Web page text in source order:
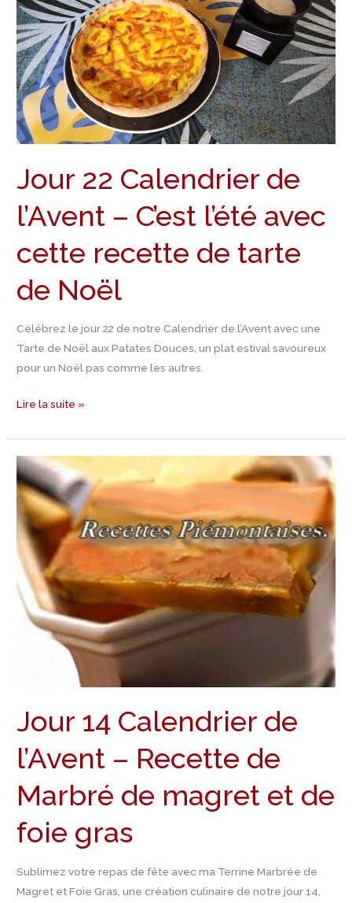
Jour 22 Calendrier de
l’Avent – C’est l’été avec
cette recette de tarte
de Noël
Célébrez le jour 22 de notre Calendrier de l’Avent avec une
Tarte de Noël aux Patates Douces, un plat estival savoureux
pour un Noël pas comme les autres.
Calendrier
de
l’Avent
–
C’est
l’été
avec
recette
de
tarte
de
Noël
Lire la suite »
Jour 14 Calendrier de
l’Avent – Recette de
Marbré de magret et de
foie gras
Sublimez votre repas de fête avec ma Terrine Marbrée de
Magret et Foie Gras, une création culinaire de notre jour 14,
Jour
14
Calendrier
de
l’Avent
–
Recette
de
Marbré
foie